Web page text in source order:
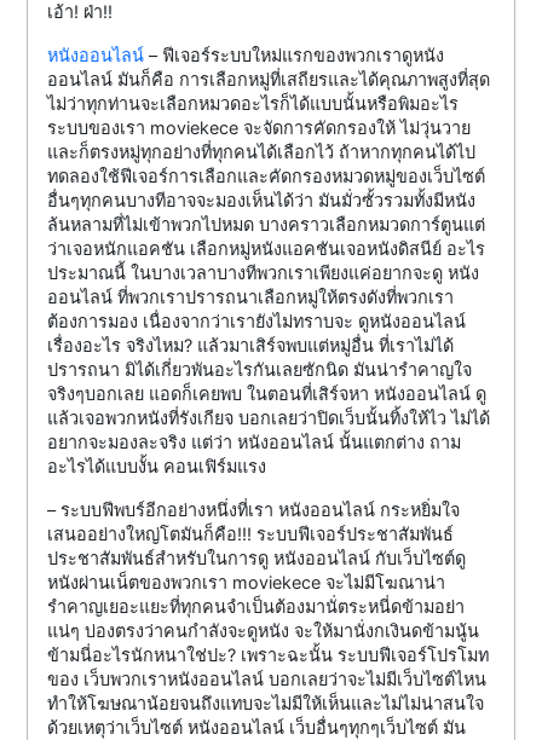
เอ้า! ฝ่า!!
หนังออนไลน์ – ฟีเจอร์ระบบใหม่แรกของพวกเราดูหนัง
ออนไลน์ มันก็คือ การเลือกหมู่ที่เสถียรและได้คุณภาพสูงที่สุด
ไม่ว่าทุกท่านจะเลือกหมวดอะไรก็ได้แบบนั้นหรือพิมอะไร
ระบบของเรา moviekece จะจัดการคัดกรองให้ ไม่วุ่นวาย
และก็ตรงหมู่ทุกอย่างที่ทุกคนได้เลือกไว้ ถ้าหากทุกคนได้ไป
ทดลองใช้ฟีเจอร์การเลือกและคัดกรองหมวดหมู่ของเว็บไซต์
อื่นๆทุกคนบางทีอาจจะมองเห็นได้ว่า มันมั่วซั้วรวมทั้งมีหนัง
ล้นหลามที่ไม่เข้าพวกไปหมด บางคราวเลือกหมวดการ์ตูนแต่
ว่าเจอหนักแอคชัน เลือกหมู่หนังแอคชันเจอหนังดิสนีย์ อะไร
ประมาณนี้ ในบางเวลาบางทีพวกเราเพียงแค่อยากจะดู หนัง
ออนไลน์ ที่พวกเราปรารถนาเลือกหมู่ให้ตรงดังที่พวกเรา
ต้องการมอง เนื่องจากว่าเรายังไม่ทราบจะ ดูหนังออนไลน์
เรื่องอะไร จริงไหม? แล้วมาเสิร์จพบแต่หมู่อื่น ที่เราไม่ได้
ปรารถนา มิได้เกี่ยวพันอะไรกันเลยซักนิด มันน่ารำคาญใจ
จริงๆบอกเลย แอดก็เคยพบ ในตอนที่เสิร์จหา หนังออนไลน์ ดู
แล้วเจอพวกหนังที่รังเกียจ บอกเลยว่าปิดเว็บนั้นทิ้งให้ไว ไม่ได้
อยากจะมองละจริง แต่ว่า หนังออนไลน์ นั้นแตกต่าง ถาม
อะไรได้แบบงั้น คอนเฟิร์มแรง
– ระบบฟีพบร์อีกอย่างหนึ่งที่เรา หนังออนไลน์ กระหยิ่มใจ
เสนออย่างใหญ่โตมันก็คือ!!! ระบบฟีเจอร์ประชาสัมพันธ์
ประชาสัมพันธ์สำหรับในการดู หนังออนไลน์ กับเว็บไซต์ดู
หนังผ่านเน็ตของพวกเรา moviekece จะไม่มีโฆณาน่า
รำคาญเยอะแยะที่ทุกคนจำเป็นต้องมานั่ตระหนี่ดข้ามอย่า
แน่ๆ บ่องตรงว่าคนกำลังจะดูหนัง จะให้มานั่งกเงินดข้ามนู้น
ข้ามนี่อะไรนักหนาใช่ปะ? เพราะฉะนั้น ระบบฟีเจอร์โปรโมท
ของ เว็บพวกเราหนังออนไลน์ บอกเลยว่าจะไม่มีเว็บไซต์ไหน
ทำให้โฆษณาน้อยจนถึงแทบจะไม่มีให้เห็นและไม่ไม่น่าสนใจ
ด้วยเหตุว่าเว็บไซต์ หนังออนไลน์ เว็บอื่นๆทุกๆเว็บไซต์ มัน